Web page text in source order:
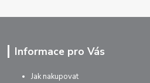
Informace pro Vás
Jak nakupovat